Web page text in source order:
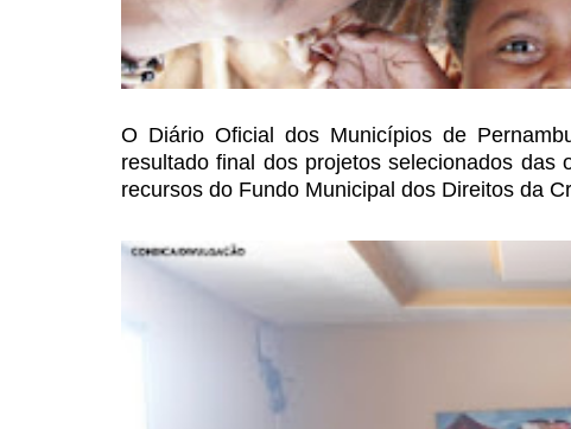
O Diário Oficial dos Municípios de
resultado final dos projetos selecionados das
recursos do Fundo Municipal dos Direitos da